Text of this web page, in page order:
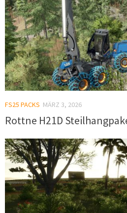
FS25 PACKS MÄRZ 3, 2026
Rottne H21D